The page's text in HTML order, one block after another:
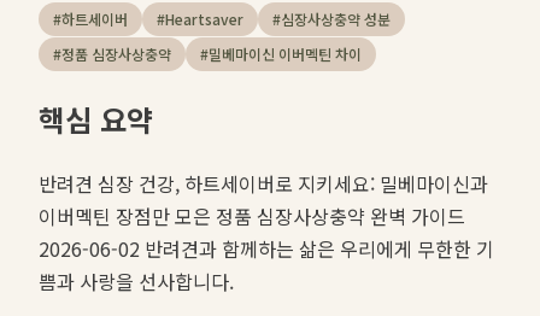
#하트세이버 #Heartsaver #심장사상충약 성분
#정품 심장사상충약 #밀베마이신 이버멕틴 차이
핵심 요약
반려견 심장 건강, 하트세이버로 지키세요: 밀베마이신과
이버멕틴 장점만 모은 정품 심장사상충약 완벽 가이드
2026-06-02 반려견과 함께하는 삶은 우리에게 무한한 기
쁨과 사랑을 선사합니다.